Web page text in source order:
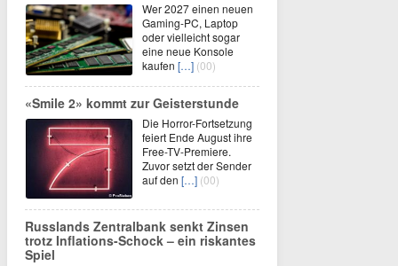
Wer 2027 einen neuen
Gaming-PC, Laptop
oder vielleicht sogar
eine neue Konsole
kaufen […] (00)
«Smile 2» kommt zur Geisterstunde
Die Horror-Fortsetzung
feiert Ende August ihre
Free-TV-Premiere.
Zuvor setzt der Sender
auf den […] (00)
Russlands Zentralbank senkt Zinsen
trotz Inflations-Schock – ein riskantes
Spiel